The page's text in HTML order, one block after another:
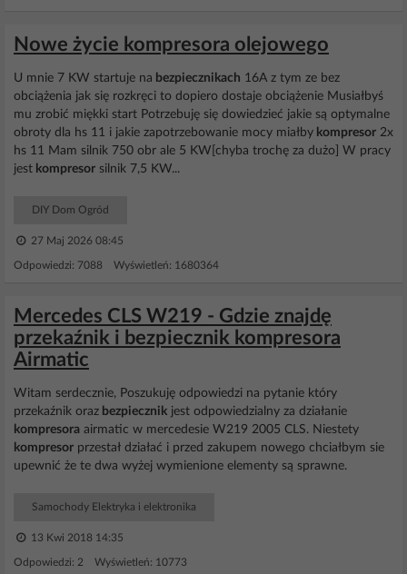
Nowe życie kompresora olejowego
U mnie 7 KW startuje na bezpiecznikach 16A z tym ze bez
obciążenia jak się rozkręci to dopiero dostaje obciążenie Musiałbyś
mu zrobić miękki start Potrzebuję się dowiedzieć jakie są optymalne
obroty dla hs 11 i jakie zapotrzebowanie mocy miałby kompresor 2x
hs 11 Mam silnik 750 obr ale 5 KW[chyba trochę za dużo] W pracy
jest kompresor silnik 7,5 KW...
DIY Dom Ogród
27 Maj 2026 08:45
Odpowiedzi: 7088 Wyświetleń: 1680364
Mercedes CLS W219 - Gdzie znajdę
przekaźnik i bezpiecznik kompresora
Airmatic
Witam serdecznie, Poszukuję odpowiedzi na pytanie który
przekaźnik oraz bezpiecznik jest odpowiedzialny za działanie
kompresora airmatic w mercedesie W219 2005 CLS. Niestety
kompresor przestał działać i przed zakupem nowego chciałbym sie
upewnić że te dwa wyżej wymienione elementy są sprawne.
Samochody Elektryka i elektronika
13 Kwi 2018 14:35
Odpowiedzi: 2 Wyświetleń: 10773